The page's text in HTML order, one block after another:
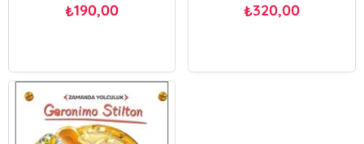
₺190,00 ₺320,00